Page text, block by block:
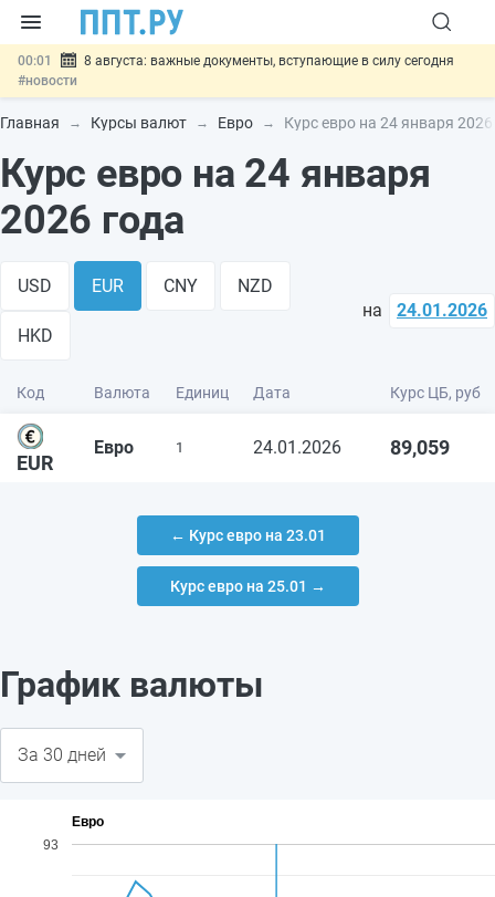
00:01
8 августа: важные документы, вступающие в силу сегодня
#новости
07.08 Подписан закон о блокировке продажи опасных товаров через
«Честный знак»#новости
07.08
Госпошлину за устранение ошибок в документах предлагают
07.08
Важно
Разработают единые критерии трудовых и ГПХ-
#новости
Главная Курсы валют Евро Курс евро на 24 января 2026
Курс евро на 24 января
2026 года
USD EUR CNY NZD
HKD
на 24.01.2026
Код Валюта Единиц Дата Курс ЦБ, руб
EUR
Евро 1 24.01.2026 89,059
← Курс евро на 23.01
Курс евро на 25.01 →
График валюты
Евро
93